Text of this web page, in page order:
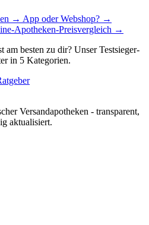
→ App oder Webshop? →
Apotheken-Preisvergleich →
am besten zu dir? Unser Testsieger-
in 5 Kategorien.
Versandapotheken - transparent,
aktualisiert.